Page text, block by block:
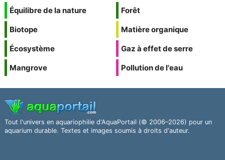
Équilibre de la nature
Biotope
Écosystème
Mangrove
Forêt
Matière organique
Gaz à effet de serre
Pollution de l'eau
Tout l'univers en aquariophilie d'AquaPortail (© 2006–2026) pour un
aquarium durable. Textes et images soumis à droits d'auteur.